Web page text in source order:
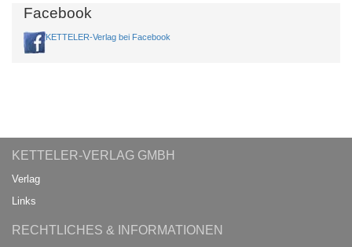
Facebook
KETTELER-Verlag bei Facebook
KETTELER-VERLAG GMBH
Verlag
Links
RECHTLICHES & INFORMATIONEN